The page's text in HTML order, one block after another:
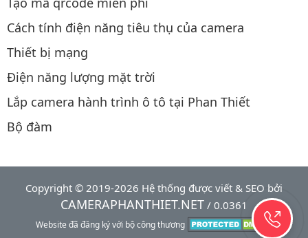
Cách tính điện năng tiêu thụ của camera
Thiết bị mạng
Điện năng lượng mặt trời
Lắp camera hành trình ô tô tại Phan Thiết
Bộ đàm
Copyright © 2019-2026 Hệ thống được viết & SEO bởi
CAMERAPHANTHIET.NET / 0.0361
Website đã đăng ký với bộ công thương